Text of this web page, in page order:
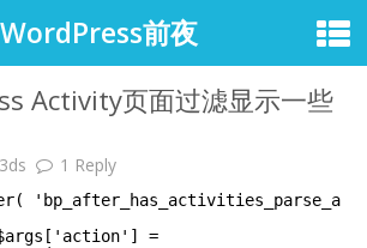
WordPress前夜
Activity页面过滤显示一些
1 Reply
=